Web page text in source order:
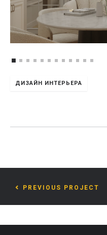
ДИЗАЙН ИНТЕРЬЕРА
PREVIOUS PROJECT